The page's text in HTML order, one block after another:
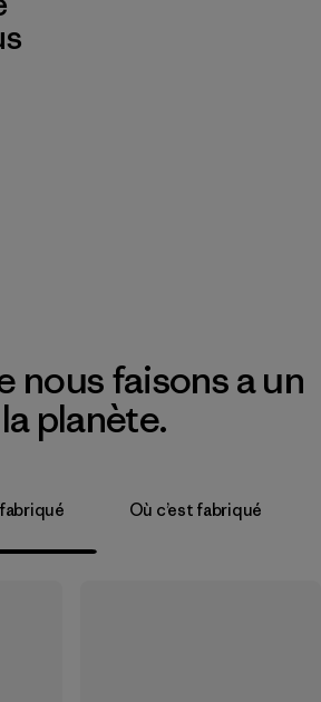
nous faisons a un
planète.
Où c’est fabriqué